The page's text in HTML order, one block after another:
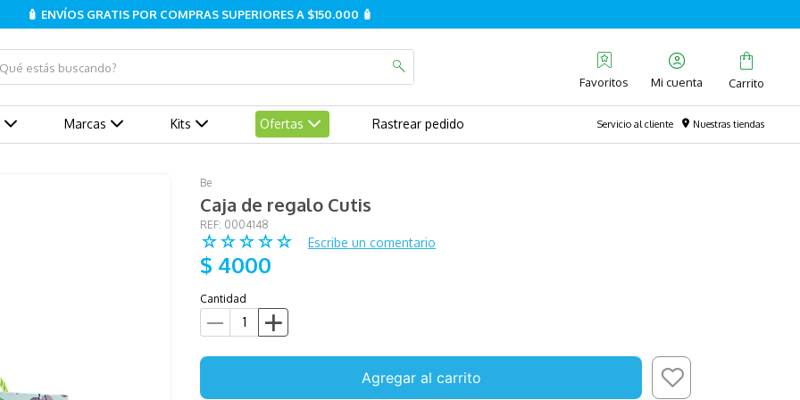
🧴 ENVÍOS GRATIS POR COMPRAS SUPERIORES A $150.000 🧴
estás buscando?
Favoritos
Marcas Kits Ofertas Rastrear pedido Servicio al cliente Nuestras tiendas
Be
Caja de regalo Cutis
: 0004148
☆☆☆☆☆ Escribe un comentario
$ 4000
Cantidad
Agregar al carrito